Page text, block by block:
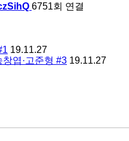
6751회 연결
19.11.27
엽·고준형 #3 19.11.27